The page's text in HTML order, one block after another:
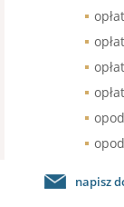
napisz